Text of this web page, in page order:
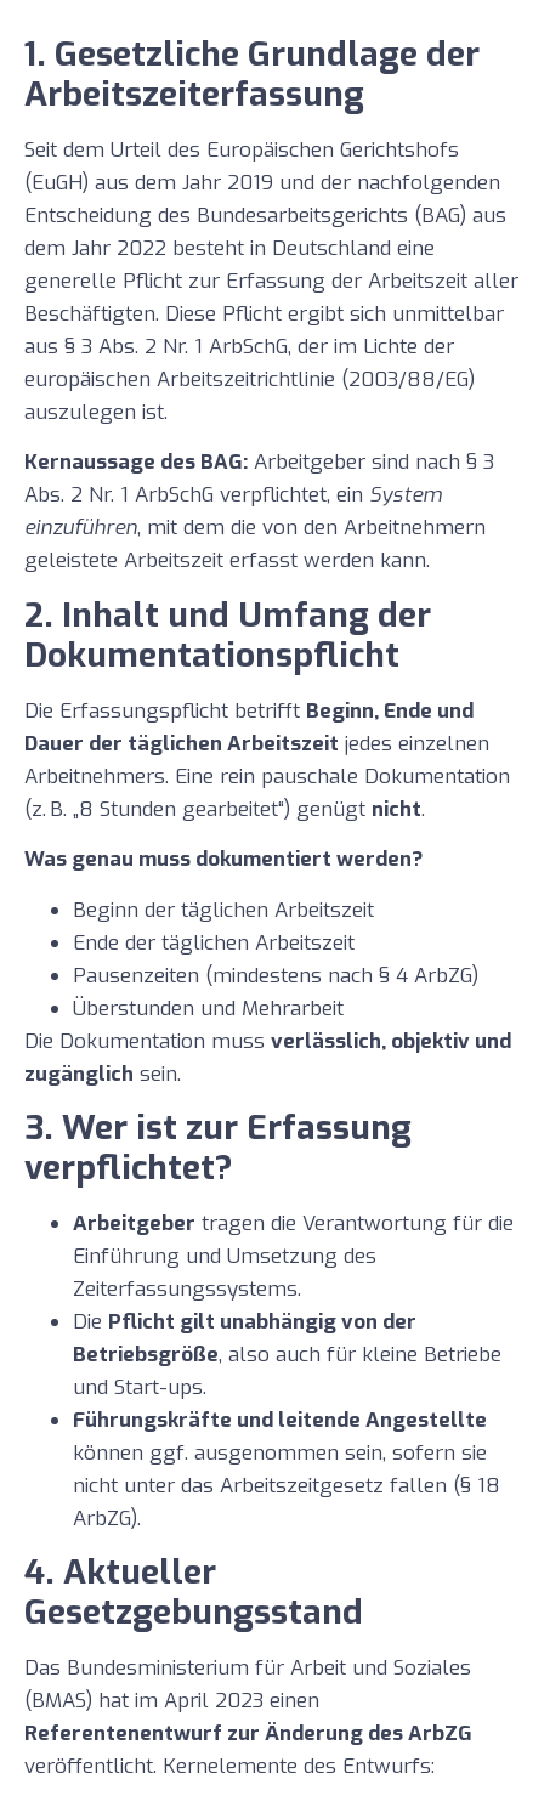
1. Gesetzliche Grundlage der
Arbeitszeiterfassung
Seit dem Urteil des Europäischen Gerichtshofs
(EuGH) aus dem Jahr 2019 und der nachfolgenden
Entscheidung des Bundesarbeitsgerichts (BAG) aus
dem Jahr 2022 besteht in Deutschland eine
generelle Pflicht zur Erfassung der Arbeitszeit aller
Beschäftigten. Diese Pflicht ergibt sich unmittelbar
aus § 3 Abs. 2 Nr. 1 ArbSchG, der im Lichte der
europäischen Arbeitszeitrichtlinie (2003/88/EG)
auszulegen ist.
Kernaussage des BAG: Arbeitgeber sind nach § 3
Abs. 2 Nr. 1 ArbSchG verpflichtet, ein System
einzuführen, mit dem die von den Arbeitnehmern
geleistete Arbeitszeit erfasst werden kann.
2. Inhalt und Umfang der
Dokumentationspflicht
Die Erfassungspflicht betrifft Beginn, Ende und
Dauer der täglichen Arbeitszeit jedes einzelnen
Arbeitnehmers. Eine rein pauschale Dokumentation
(z. B. „8 Stunden gearbeitet“) genügt nicht.
Was genau muss dokumentiert werden?
Beginn der täglichen Arbeitszeit
Ende der täglichen Arbeitszeit
Pausenzeiten (mindestens nach § 4 ArbZG)
Überstunden und Mehrarbeit
Die Dokumentation muss verlässlich, objektiv und
zugänglich sein.
3. Wer ist zur Erfassung
verpflichtet?
Arbeitgeber tragen die Verantwortung für die
Einführung und Umsetzung des
Zeiterfassungssystems.
Die Pflicht gilt unabhängig von der
Betriebsgröße, also auch für kleine Betriebe
und Start-ups.
Führungskräfte und leitende Angestellte
können ggf. ausgenommen sein, sofern sie
nicht unter das Arbeitszeitgesetz fallen (§ 18
ArbZG).
4. Aktueller
Gesetzgebungsstand
Das Bundesministerium für Arbeit und Soziales
(BMAS) hat im April 2023 einen
Referentenentwurf zur Änderung des ArbZG
veröffentlicht. Kernelemente des Entwurfs: